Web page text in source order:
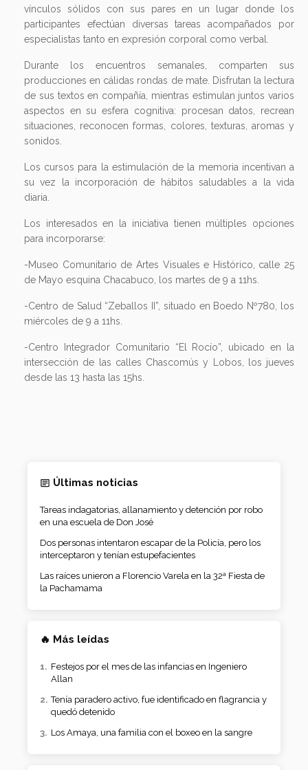
vínculos sólidos con sus pares en un lugar donde los
participantes efectúan diversas tareas acompañados por
especialistas tanto en expresión corporal como verbal.
Durante los encuentros semanales, comparten sus
producciones en cálidas rondas de mate. Disfrutan la lectura
de sus textos en compañía, mientras estimulan juntos varios
aspectos en su esfera cognitiva: procesan datos, recrean
situaciones, reconocen formas, colores, texturas, aromas y
sonidos.
Los cursos para la estimulación de la memoria incentivan a
su vez la incorporación de hábitos saludables a la vida
diaria.
Los interesados en la iniciativa tienen múltiples opciones
para incorporarse:
-Museo Comunitario de Artes Visuales e Histórico, calle 25
de Mayo esquina Chacabuco, los martes de 9 a 11hs.
-Centro de Salud “Zeballos II”, situado en Boedo Nº780, los
miércoles de 9 a 11hs.
-Centro Integrador Comunitario “El Rocío”, ubicado en la
intersección de las calles Chascomús y Lobos, los jueves
desde las 13 hasta las 15hs.
Últimas noticias
Tareas indagatorias, allanamiento y detención por robo
en una escuela de Don José
Dos personas intentaron escapar de la Policía, pero los
interceptaron y tenían estupefacientes
Las raíces unieron a Florencio Varela en la 32ª Fiesta de
la Pachamama
🔥 Más leídas
Festejos por el mes de las infancias en Ingeniero
Allan
Tenía paradero activo, fue identificado en flagrancia y
quedó detenido
Los Amaya, una familia con el boxeo en la sangre